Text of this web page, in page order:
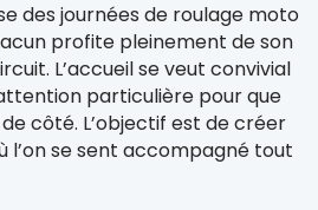
des journées de roulage moto
profite pleinement de son
L’accueil se veut convivial
particulière pour que
côté. L’objectif est de créer
l’on se sent accompagné tout